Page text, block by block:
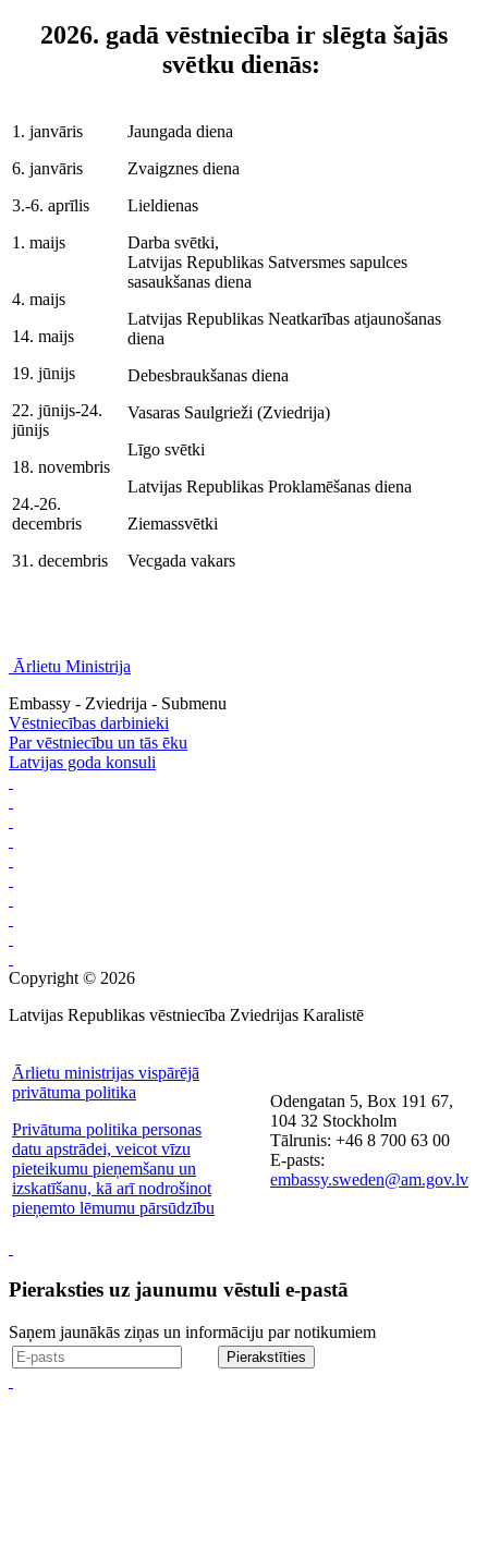
2026. gadā vēstniecība ir slēgta šajās
svētku dienās:
1. janvāris
6. janvāris
3.-6. aprīlis
1. maijs
4. maijs
14. maijs
19. jūnijs
22. jūnijs-24.
jūnijs
18. novembris
24.-26.
decembris
31. decembris
Jaungada diena
Zvaigznes diena
Lieldienas
Darba svētki,
Latvijas Republikas Satversmes sapulces
sasaukšanas diena
Latvijas Republikas Neatkarības atjaunošanas
diena
Debesbraukšanas diena
Vasaras Saulgrieži (Zviedrija)
Līgo svētki
Latvijas Republikas Proklamēšanas diena
Ziemassvētki
Vecgada vakars
Ārlietu Ministrija
Embassy - Zviedrija - Submenu
Vēstniecības darbinieki
Par vēstniecību un tās ēku
Latvijas goda konsuli
Copyright © 2026
Latvijas Republikas vēstniecība Zviedrijas Karalistē
Ārlietu ministrijas vispārējā
privātuma politika
Privātuma politika personas
datu apstrādei, veicot vīzu
pieteikumu pieņemšanu un
izskatīšanu, kā arī nodrošinot
pieņemto lēmumu pārsūdzību
Odengatan 5, Box 191 67,
104 32 Stockholm
Tālrunis: +46 8 700 63 00
E-pasts:
embassy.sweden@am.gov.lv
Pieraksties uz jaunumu vēstuli e-pastā
Saņem jaunākās ziņas un informāciju par notikumiem